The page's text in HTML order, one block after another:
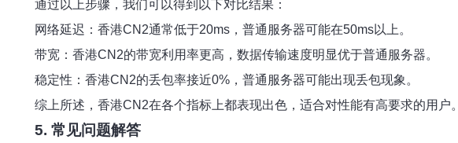
通过以上步骤，我们可以得到以下对比结果：
网络延迟：香港CN2通常低于20ms，普通服务器可能在50ms以上。
带宽：香港CN2的带宽利用率更高，数据传输速度明显优于普通服务器。
稳定性：香港CN2的丢包率接近0%，普通服务器可能出现丢包现象。
综上所述，香港CN2在各个指标上都表现出色，适合对性能有高要求的用户。
5. 常见问题解答